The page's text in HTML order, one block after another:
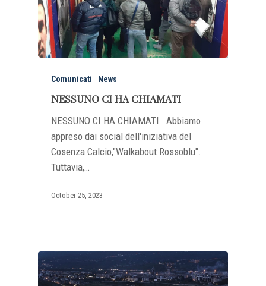
Comunicati News
NESSUNO CI HA CHIAMATI
NESSUNO CI HA CHIAMATI Abbiamo
appreso dai social dell'iniziativa del
Cosenza Calcio,"Walkabout Rossoblu".
Tuttavia,…
October 25, 2023